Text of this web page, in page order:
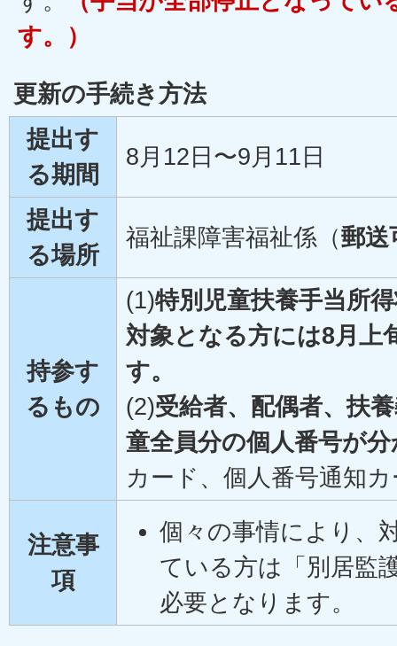
す。）
更新の手続き方法
提出す
る期間
8月12日〜9月11日
提出す
る場所
福祉課障害福祉係（郵送
持参す
るもの
(1)特別児童扶養手当所
対象となる方には8月上
す。
(2)受給者、配偶者、扶
童全員分の個人番号が
カード、個人番号通知
注意事
項
個々の事情により、
ている方は「別居監
必要となります。